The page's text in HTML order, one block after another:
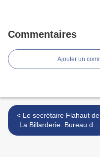
Commentaires
Ajouter un
< Le secrétaire Flahaut de
La Billarderie. Bureau de
pente d'époque Louis XVI,